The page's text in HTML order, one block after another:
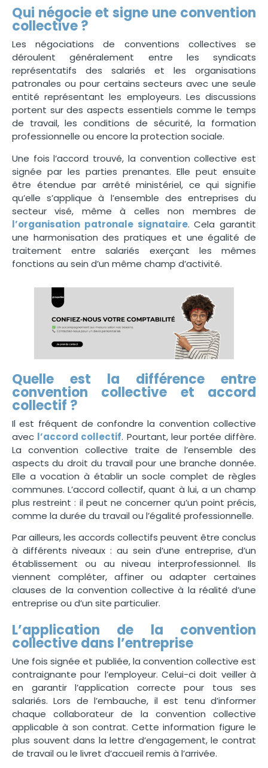
Qui négocie et signe une convention
collective ?
Les négociations de conventions collectives se
déroulent généralement entre les syndicats
représentatifs des salariés et les organisations
patronales ou pour certains secteurs avec une seule
entité représentant les employeurs. Les discussions
portent sur des aspects essentiels comme le temps
de travail, les conditions de sécurité, la formation
professionnelle ou encore la protection sociale.
Une fois l’accord trouvé, la convention collective est
signée par les parties prenantes. Elle peut ensuite
être étendue par arrêté ministériel, ce qui signifie
qu’elle s’applique à l’ensemble des entreprises du
secteur visé, même à celles non membres de
l’organisation patronale signataire. Cela garantit
une harmonisation des pratiques et une égalité de
traitement entre salariés exerçant les mêmes
fonctions au sein d’un même champ d’activité.
Quelle est la différence entre
convention collective et accord
collectif ?
Il est fréquent de confondre la convention collective
avec l’accord collectif. Pourtant, leur portée diffère.
La convention collective traite de l’ensemble des
aspects du droit du travail pour une branche donnée.
Elle a vocation à établir un socle complet de règles
communes. L’accord collectif, quant à lui, a un champ
plus restreint : il peut ne concerner qu’un point précis,
comme la durée du travail ou l’égalité professionnelle.
Par ailleurs, les accords collectifs peuvent être conclus
à différents niveaux : au sein d’une entreprise, d’un
établissement ou au niveau interprofessionnel. Ils
viennent compléter, affiner ou adapter certaines
clauses de la convention collective à la réalité d’une
entreprise ou d’un site particulier.
L’application de la convention
collective dans l’entreprise
Une fois signée et publiée, la convention collective est
contraignante pour l’employeur. Celui-ci doit veiller à
en garantir l’application correcte pour tous ses
salariés. Lors de l’embauche, il est tenu d’informer
chaque collaborateur de la convention collective
applicable à son contrat. Cette information figure le
plus souvent dans la lettre d’engagement, le contrat
de travail ou le livret d’accueil remis à l’arrivée.